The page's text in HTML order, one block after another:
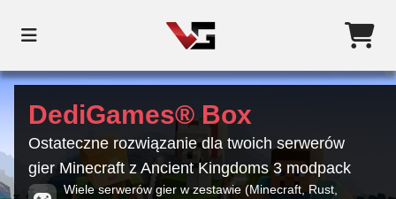
DediGames® Box
Ostateczne rozwiązanie dla twoich serwerów
gier Minecraft z Ancient Kingdoms 3 modpack
Wiele serwerów gier w zestawie (Minecraft, Rust,